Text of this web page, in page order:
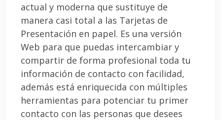
actual y moderna que sustituye de
manera casi total a las Tarjetas de
Presentación en papel. Es una versión
Web para que puedas intercambiar y
compartir de forma profesional toda tu
información de contacto con facilidad,
además está enriquecida con múltiples
herramientas para potenciar tu primer
contacto con las personas que desees